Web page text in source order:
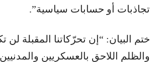
تجاذبات أو حسابات سياسية”.
ختم البيان: “إن تحرّكاتنا المقبلة
والظلم اللاحق بالعسكريين